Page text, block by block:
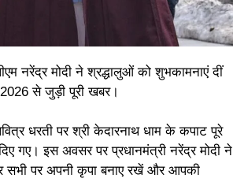
नरेंद्र मोदी ने श्रद्धालुओं को शुभकामनाएं दीं
से जुड़ी पूरी खबर।
धरती पर श्री केदारनाथ धाम के कपाट पूरे
गए। इस अवसर पर प्रधानमंत्री नरेंद्र मोदी ने
सभी पर अपनी कृपा बनाए रखें और आपकी